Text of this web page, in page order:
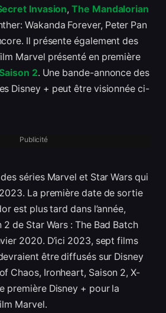
Invasion,The Mandalorian
Wakanda Forever, Peter Pan
Il présente également des
Marvel présenté en première
2. Une bande-annonce des
Disney + peut être visionnée ci-
Publicité
séries Marvel et Star Wars qui
La première date de sortie
est plus tard dans l’année,
de Star Wars : The Bad Batch
2020. D’ici 2023, sept films
être diffusés sur Disney
Chaos, Ironheart, Saison 2, X-
première Disney + pour la
Marvel.